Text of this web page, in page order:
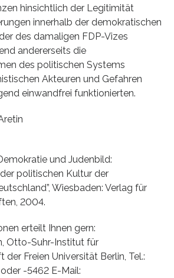
hinsichtlich der Legitimität
innerhalb der demokratischen
des damaligen FDP-Vizes
andererseits die
des politischen Systems
Akteuren und Gefahren
einwandfrei funktionierten.
und Judenbild:
politischen Kultur der
Wiesbaden: Verlag für
2004.
erteilt Ihnen gern:
Otto-Suhr-Institut für
der Freien Universität Berlin, Tel.:
-5462 E-Mail: